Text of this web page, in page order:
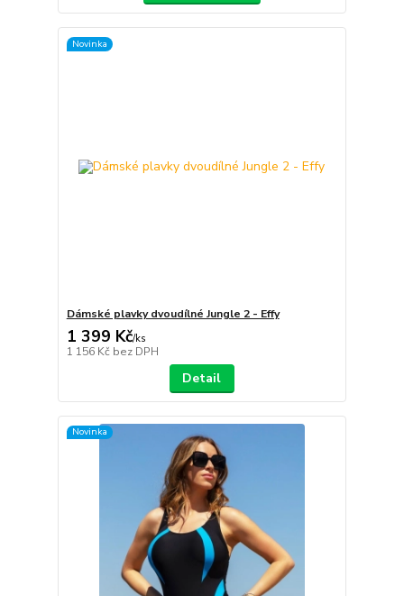
Novinka
Dámské plavky dvoudílné Jungle 2 - Effy
1 399 Kč/ks
1 156 Kč bez DPH
Detail
Novinka